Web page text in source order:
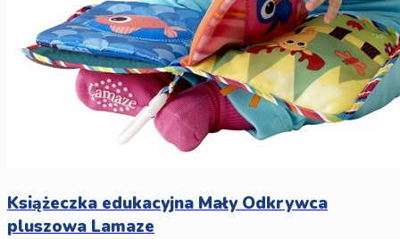
Książeczka edukacyjna Mały Odkrywca
pluszowa Lamaze